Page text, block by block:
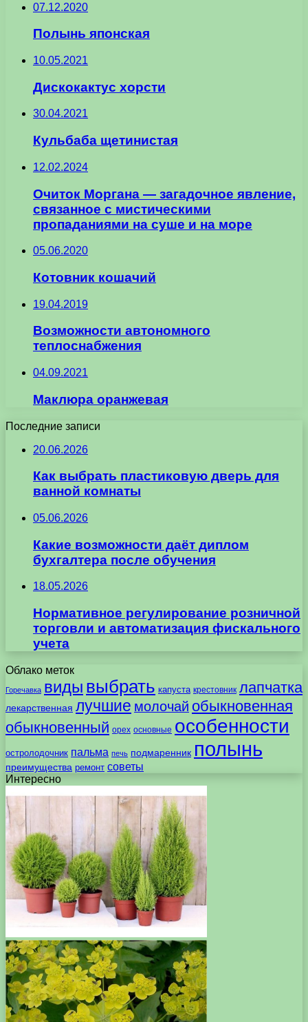
07.12.2020
Полынь японская
10.05.2021
Дискокактус хорсти
30.04.2021
Кульбаба щетинистая
12.02.2024
Очиток Моргана — загадочное явление,
связанное с мистическими
пропаданиями на суше и на море
05.06.2020
Котовник кошачий
19.04.2019
Возможности автономного
теплоснабжения
04.09.2021
Маклюра оранжевая
Последние записи
20.06.2026
Как выбрать пластиковую дверь для
ванной комнаты
05.06.2026
Какие возможности даёт диплом
бухгалтера после обучения
18.05.2026
Нормативное регулирование розничной
торговли и автоматизация фискального
учета
Облако меток
Горечавка виды выбрать капуста крестовник лапчатка
лекарственная лучшие молочай обыкновенная
обыкновенный орех основные особенности
остролодочник пальма печь подмаренник полынь
преимущества ремонт советы
Интересно